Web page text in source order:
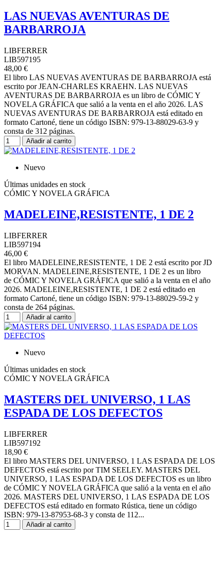
LAS NUEVAS AVENTURAS DE
BARBARROJA
LIBFERRER
LIB597195
48,00 €
El libro LAS NUEVAS AVENTURAS DE BARBARROJA está
escrito por JEAN-CHARLES KRAEHN. LAS NUEVAS
AVENTURAS DE BARBARROJA es un libro de CÓMIC Y
NOVELA GRÁFICA que salió a la venta en el año 2026. LAS
NUEVAS AVENTURAS DE BARBARROJA está editado en
formato Cartoné, tiene un código ISBN: 979-13-88029-63-9 y
consta de 312 páginas.
Añadir al carrito
Nuevo
Últimas unidades en stock
CÓMIC Y NOVELA GRÁFICA
MADELEINE,RESISTENTE, 1 DE 2
LIBFERRER
LIB597194
46,00 €
El libro MADELEINE,RESISTENTE, 1 DE 2 está escrito por JD
MORVAN. MADELEINE,RESISTENTE, 1 DE 2 es un libro
de CÓMIC Y NOVELA GRÁFICA que salió a la venta en el año
2026. MADELEINE,RESISTENTE, 1 DE 2 está editado en
formato Cartoné, tiene un código ISBN: 979-13-88029-59-2 y
consta de 264 páginas.
Añadir al carrito
Nuevo
Últimas unidades en stock
CÓMIC Y NOVELA GRÁFICA
MASTERS DEL UNIVERSO, 1 LAS
ESPADA DE LOS DEFECTOS
LIBFERRER
LIB597192
18,90 €
El libro MASTERS DEL UNIVERSO, 1 LAS ESPADA DE LOS
DEFECTOS está escrito por TIM SEELEY. MASTERS DEL
UNIVERSO, 1 LAS ESPADA DE LOS DEFECTOS es un libro
de CÓMIC Y NOVELA GRÁFICA que salió a la venta en el año
2026. MASTERS DEL UNIVERSO, 1 LAS ESPADA DE LOS
DEFECTOS está editado en formato Rústica, tiene un código
ISBN: 979-13-87953-68-3 y consta de 112...
Añadir al carrito